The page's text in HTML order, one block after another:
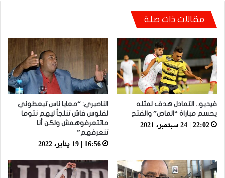
أيت منا: “كاع لي كانو كيساعدو الوداد عيط ليهم
قاضي التحقيق.. دابا حتى شي واحد ما بقا باغي
مقالات ذات صلة
فيديو.. التعادل هدف لمثله
يحسم مباراة “الماص” والفتح
22:02 | 24 سبتمبر، 2021
الناصيري: “معايا ناس تيعطوني
لفلوس فاش تنلجأ ليهم نتوما
ماتتعرفوهمش ولكن أنا
تنعرفهم”
16:56 | 19 يناير، 2022